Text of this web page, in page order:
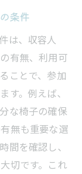
条件
は、収容人
有無、利用可
ことで、参加
す。例えば、
な椅子の確保
無も重要な選
間を確認し、
切です。これ